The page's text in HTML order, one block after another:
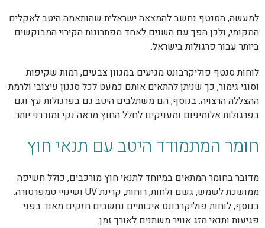
למעשה, הסנטף נחשב להמצאה ישראלית שהותאמה היטב לאקלים
המקומי, ולכן הפך עם השנים לאחד מפתרונות הקירוי המבוקשים
ביותר עבור פרגולות בישראל.
לוחות סנטף פוליקרבונט מגיעים במגוון צבעים, רמות שקיפות
וסוגי גימור, כך שניתן להתאים אותם כמעט לכל סגנון עיצובי ולרמת
ההצללה הרצויה. בנוסף, הם משתלבים היטב גם בפרגולות עץ וגם
בפרגולות אלומיניום ומעניקים לחלל החוץ מראה נקי ומודרני יותר.
חומר המתמודד היטב עם תנאי חוץ
מדובר בחומר המתאים במיוחד לתנאי חוץ מורכבים, כולל חשיפה
ממושכת לשמש, גשם ולחות, רוחות, קרינת UV ושינויי טמפרטורה.
בנוסף, לוחות פוליקרבונט איכותיים נחשבים חזקים מאוד בפני
פגיעות ותנאי מזג אוויר משתנים לאורך זמן.